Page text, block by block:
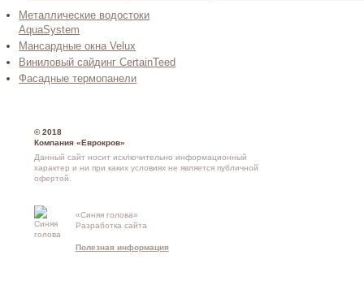
Металлические водостоки
AquaSystem
Мансардные окна Velux
Виниловый сайдинг CertainTeed
Фасадные термопанели
© 2018
Компания «Еврокров»
Данный сайт носит исключительно информационный
характер и ни при каких условиях не является публичной
офертой.
«Синяя голова»
Разработка сайта
Полезная информация